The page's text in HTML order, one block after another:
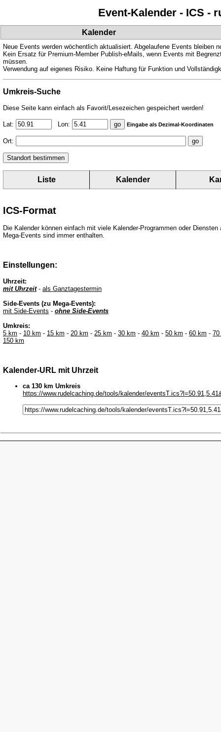
Event-Kalender - ICS -
Kalender
Neue Events werden wöchentlich aktualisiert. Abgelaufene Events bleiben
Kein Ersatz für Premium-Member Publish-eMails, wenn Events mit
müssen.
Verwendung auf eigenes Risiko. Keine Haftung für Funktion und
Umkreis-Suche
Diese Seite kann einfach als Favorit/Lesezeichen gespeichert werden!
Lat: Lon: Eingabe als Dezimal-Koordinaten
Ort:
Liste Kalender
ICS-Format
Die Kalender können einfach mit viele Kalender-Programmen oder Diensten
Mega-Events sind immer enthalten.
Einstellungen:
Uhrzeit:
mit Uhrzeit- als Ganztagestermin
Side-Events (zu Mega-Events):
mit Side-Events - ohne Side-Events
Umkreis:
5 km - 10 km - 15 km - 20 km - 25 km - 30 km - 40 km - 50 km - 60 km -
150 km
Kalender-URL mit Uhrzeit
ca 130 km Umkreis
https://www.rudelcaching.de/tools/kalender/